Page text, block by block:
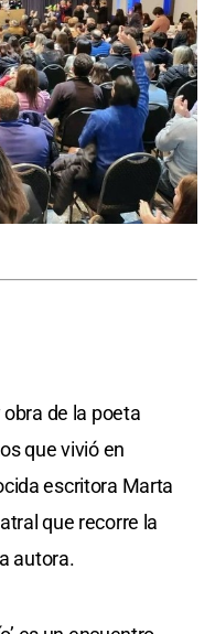
de la poeta
que vivió en
escritora Marta
que recorre la
autora.